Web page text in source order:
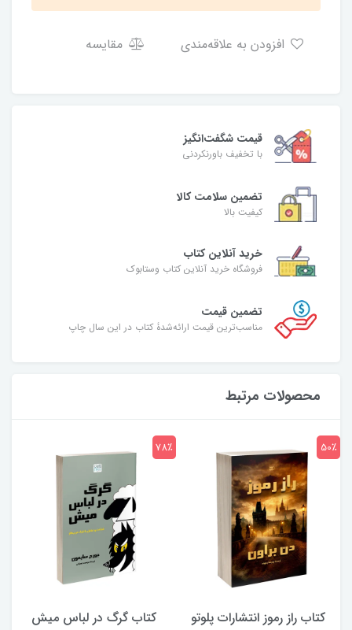
مقایسه
قیمت شگفت‌انگیز
با تخفیف باورنکردنی
تضمین سلامت کالا
کیفیت بالا
خرید آنلاین کتاب
فروشگاه خرید آنلاین کتاب وستابوک
تضمین قیمت
مناسب‌ترین قیمت ارائه‌شدۀ کتاب در این سال چاپ
محصولات مرتبط
کتاب راز رموز انتشارات پلوتو
50٪
کتاب گرگ در لباس میش
78٪